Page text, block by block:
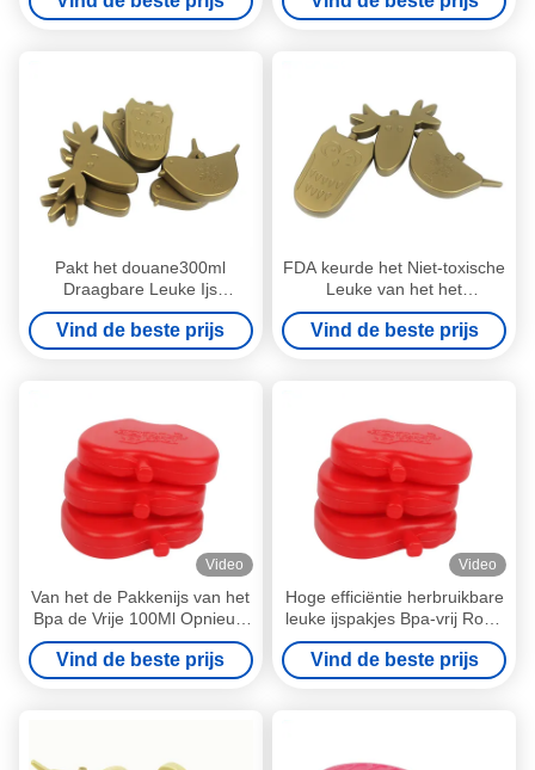
Pakken
Pakt het douane300ml
Draagbare Leuke Ijs
Diepvriezerpakken voor
Lunchdozen en Koelere
Zakken in
Vind de beste prijs
FDA keurde het Niet-toxische
Leuke van het het
Voedselgebruik van
Ijspakken Pak van het het
Ijsblok Plastic voor Kinderen
Vind de beste prijs
Video
Van het de Pakkenijs van het
Bpa de Vrije 100Ml Opnieuw
te gebruiken Leuke Ijs Vorm
van het Blok Koelere
Miniapple
Vind de beste prijs
Video
Hoge efficiëntie herbruikbare
leuke ijspakjes Bpa-vrij Rode
appelvormige ijsstenen voor
koelerzakken
Vind de beste prijs